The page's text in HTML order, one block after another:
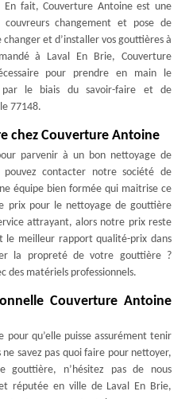
En fait, Couverture Antoine est une
changement et pose de
et d’installer vos gouttières à
à Laval En Brie, Couverture
pour prendre en main le
par le biais du savoir-faire et de
77148.
chez Couverture Antoine
parvenir à un bon nettoyage de
contacter notre société de
équipe bien formée qui maitrise ce
prix pour le nettoyage de gouttière
attrayant, alors notre prix reste
le meilleur rapport qualité-prix dans
la propreté de votre gouttière ?
des matériels professionnels.
Couverture Antoine
qu’elle puisse assurément tenir
savez pas quoi faire pour nettoyer,
gouttière, n’hésitez pas de nous
réputée en ville de Laval En Brie,